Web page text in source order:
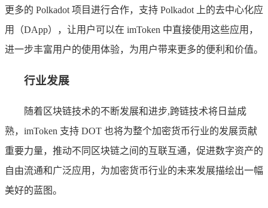
更多的 Polkadot 项目进行合作，支持 Polkadot 上的去中心化应
用（DApp），让用户可以在 imToken 中直接使用这些应用，
进一步丰富用户的使用体验，为用户带来更多的便利和价值。
行业发展
随着区块链技术的不断发展和进步,跨链技术将日益成
熟，imToken 支持 DOT 也将为整个加密货币行业的发展贡献
重要力量，推动不同区块链之间的互联互通，促进数字资产的
自由流通和广泛应用，为加密货币行业的未来发展描绘出一幅
美好的蓝图。